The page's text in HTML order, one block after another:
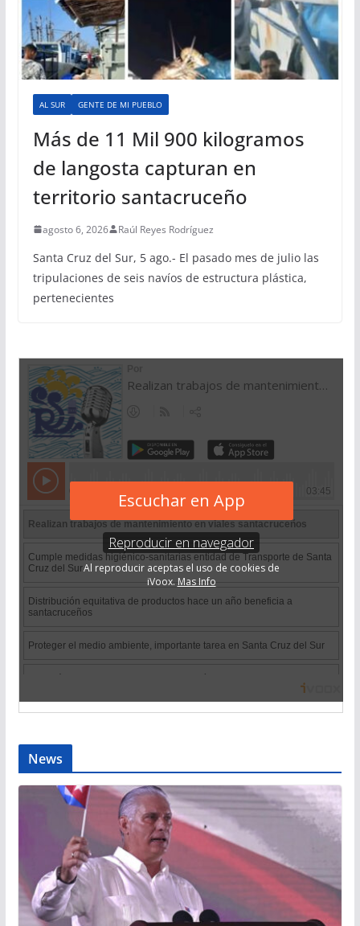
AL SUR GENTE DE MI PUEBLO
Más de 11 Mil 900 kilogramos
de langosta capturan en
territorio santacruceño
agosto 6, 2026 Raúl Reyes Rodríguez
Santa Cruz del Sur, 5 ago.- El pasado mes de julio las
tripulaciones de seis navíos de estructura plástica,
pertenecientes
News